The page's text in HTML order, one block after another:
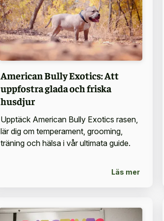
American Bully Exotics: Att
uppfostra glada och friska
husdjur
Upptäck American Bully Exotics rasen,
lär dig om temperament, grooming,
träning och hälsa i vår ultimata guide.
Läs mer